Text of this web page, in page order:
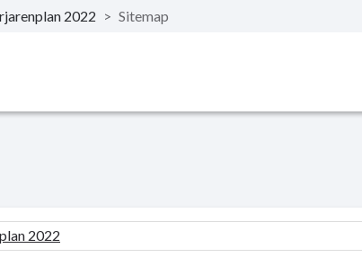
2022 > Sitemap
2022